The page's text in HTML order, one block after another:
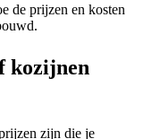
de prijzen en kosten
kozijnen
zijn die je